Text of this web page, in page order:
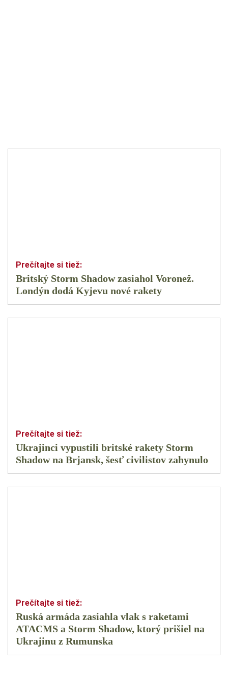
Britský Storm Shadow zasiahol Voronež.
Londýn dodá Kyjevu nové rakety
Ukrajinci vypustili britské rakety Storm
Shadow na Brjansk, šesť civilistov zahynulo
Ruská armáda zasiahla vlak s raketami
ATACMS a Storm Shadow, ktorý prišiel na
Ukrajinu z Rumunska